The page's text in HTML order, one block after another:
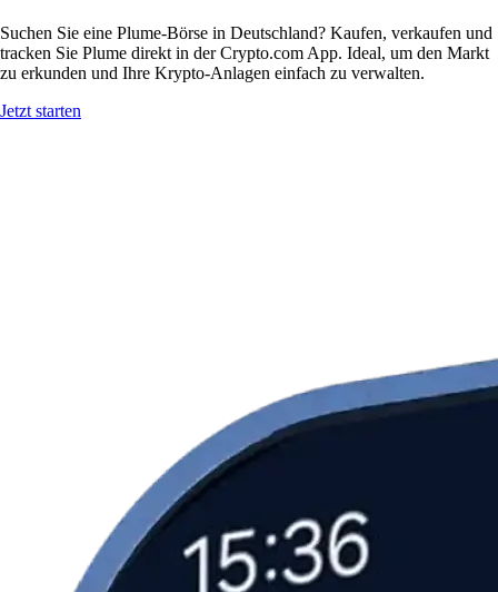
Suchen Sie eine Plume-Börse in Deutschland? Kaufen, verkaufen und
tracken Sie Plume direkt in der Crypto.com App. Ideal, um den Markt
zu erkunden und Ihre Krypto-Anlagen einfach zu verwalten.
Jetzt starten